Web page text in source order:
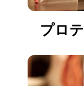
プロ